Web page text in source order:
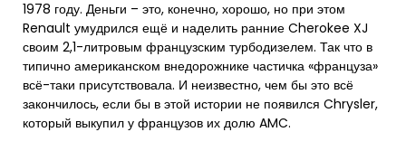
1978 году. Деньги – это, конечно, хорошо, но при этом
Renault умудрился ещё и наделить ранние Cherokee XJ
своим 2,1-литровым французским турбодизелем. Так что в
типично американском внедорожнике частичка «француза»
всё-таки присутствовала. И неизвестно, чем бы это всё
закончилось, если бы в этой истории не появился Chrysler,
который выкупил у французов их долю AMC.